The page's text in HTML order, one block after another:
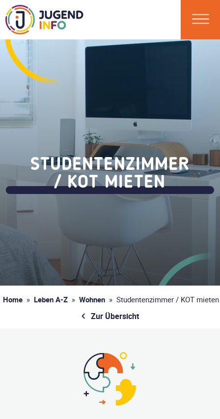
STUDENTENZIMMER
/ KOT MIETEN
Home » Leben A-Z » Wohnen » Studentenzimmer / KOT mieten
Zur Übersicht